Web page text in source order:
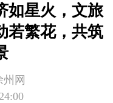
如星火，文旅
若繁花，共筑
州网